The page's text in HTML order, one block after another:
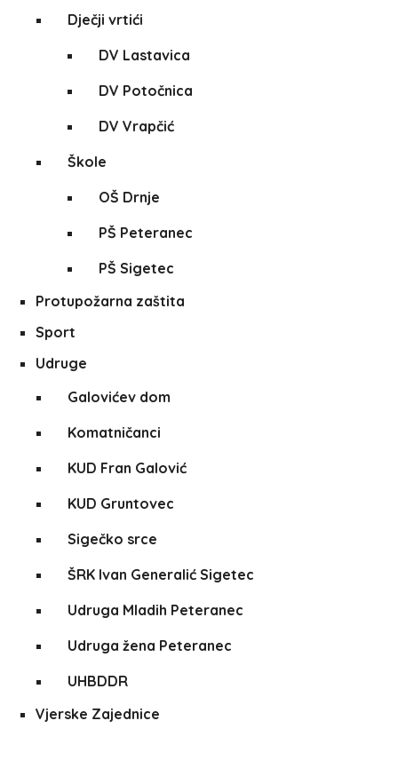
Dječji vrtići
DV Lastavica
DV Potočnica
DV Vrapčić
Škole
OŠ Drnje
PŠ Peteranec
PŠ Sigetec
Protupožarna zaštita
Sport
Udruge
Galovićev dom
Komatničanci
KUD Fran Galović
KUD Gruntovec
Sigečko srce
ŠRK Ivan Generalić Sigetec
Udruga Mladih Peteranec
Udruga žena Peteranec
UHBDDR
Vjerske Zajednice